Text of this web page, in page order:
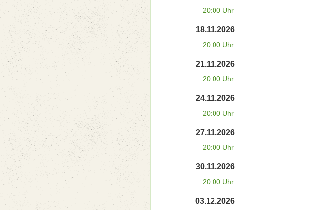
20:00 Uhr
18.11.2026
20:00 Uhr
21.11.2026
20:00 Uhr
24.11.2026
20:00 Uhr
27.11.2026
20:00 Uhr
30.11.2026
20:00 Uhr
03.12.2026